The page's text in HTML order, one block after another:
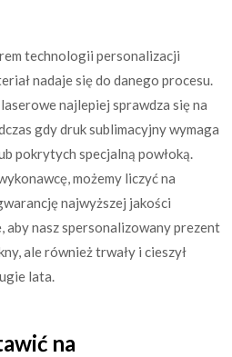
technologii personalizacji
nadaje się do danego procesu.
najlepiej sprawdza się na
gdy druk sublimacyjny wymaga
pokrytych specjalną powłoką.
możemy liczyć na
najwyższej jakości
aby nasz spersonalizowany prezent
ale również trwały i cieszył
lata.
na